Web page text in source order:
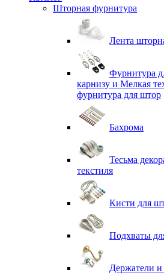
Шторная фурнитура
Лента
Фурнитура
карнизу и Мелкая
фурнитура для штор
Бахрома
Тесьма
текстиля
Кисти для
Подхваты
Держатели